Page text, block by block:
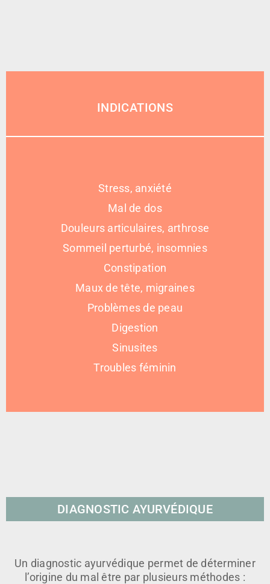
INDICATIONS
Stress, anxiété
Mal de dos
Douleurs articulaires, arthrose
Sommeil perturbé, insomnies
Constipation
Maux de tête, migraines
Problèmes de peau
Digestion
Sinusites
Troubles féminin
DIAGNOSTIC AYURVÉDIQUE
Un diagnostic ayurvédique permet de déterminer
l’origine du mal être par plusieurs méthodes :